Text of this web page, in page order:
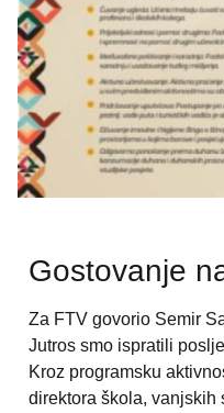
Gostovanje
Za FTV govorio Semir
Jutros smo ispratili
Kroz programsku
direktora škola, vanjskih